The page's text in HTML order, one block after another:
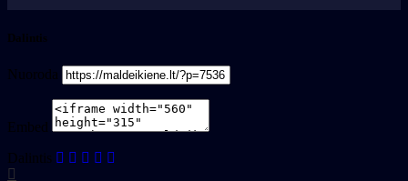
Dalintis
Nuoroda
Embed
Dalintis